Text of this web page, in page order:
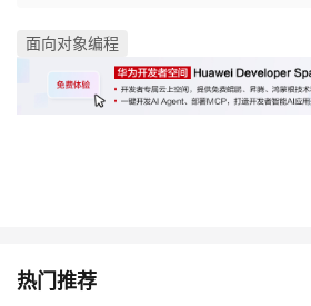
面向对象编程
热门推荐